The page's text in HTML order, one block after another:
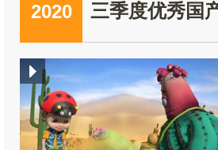
2020 三季度优秀国